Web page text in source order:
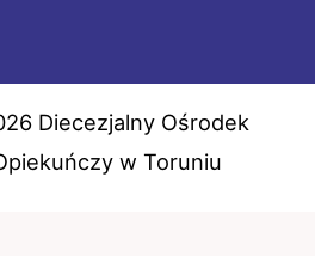
Diecezjalny Ośrodek
w Toruniu